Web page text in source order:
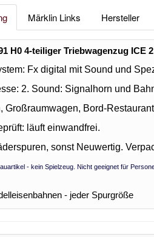
Märklin Links Hersteller
H0 4-teiliger Triebwagenzug ICE
Fx digital mit Sound und
2. Sound: Signalhorn und
Großraumwagen, Bord-
läuft einwandfrei.
sonst Neuwertig.
- kein Spielzeug. Nicht geeignet für
- jeder Spurgröße